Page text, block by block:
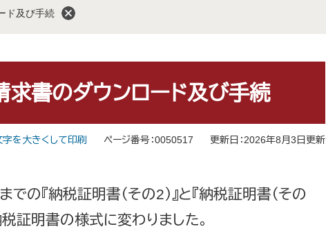
ド及び手続
書のダウンロード及び手続
字を大きくして印刷 ページ番号：0050517 更新日：2026年8月3日更新
の『納税証明書（その2）』と『納税証明書（その
証明書の様式に変わりました。